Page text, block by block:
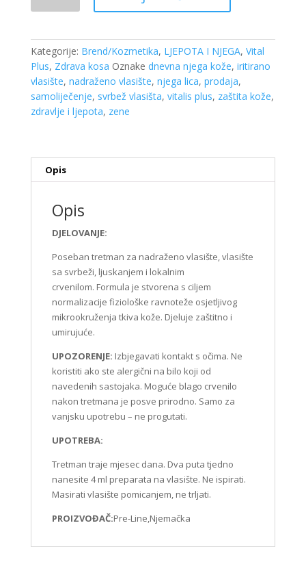
DU
kapi
za
vlasište
količina
Kategorije: Brend/Kozmetika, LJEPOTA I NJEGA, Vital
Plus, Zdrava kosa Oznake dnevna njega kože, iritirano
vlasište, nadraženo vlasište, njega lica, prodaja,
samoliječenje, svrbež vlasišta, vitalis plus, zaštita kože,
zdravlje i ljepota, zene
Opis
Opis
DJELOVANJE:
Poseban tretman za nadraženo vlasište, vlasište
sa svrbeži, ljuskanjem i lokalnim
crvenilom. Formula je stvorena s ciljem
normalizacije fiziološke ravnoteže osjetljivog
mikrookruženja tkiva kože. Djeluje zaštitno i
umirujuće.
UPOZORENJE: Izbjegavati kontakt s očima. Ne
koristiti ako ste alergični na bilo koji od
navedenih sastojaka. Moguće blago crvenilo
nakon tretmana je posve prirodno. Samo za
vanjsku upotrebu – ne progutati.
UPOTREBA:
Tretman traje mjesec dana. Dva puta tjedno
nanesite 4 ml preparata na vlasište. Ne ispirati.
Masirati vlasište pomicanjem, ne trljati.
PROIZVOĐAČ:Pre-Line,Njemačka